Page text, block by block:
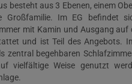
besteht aus 3 Ebenen, einem
Großfamilie. Im EG befindet
mit Kamin und Ausgang auf
und ist Teil des Angebots.
zentral begehbaren
vielfältige Weise genutzt